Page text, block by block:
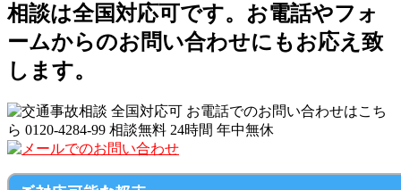
相談は全国対応可です。お電話やフォ
ームからのお問い合わせにもお応え致
します。